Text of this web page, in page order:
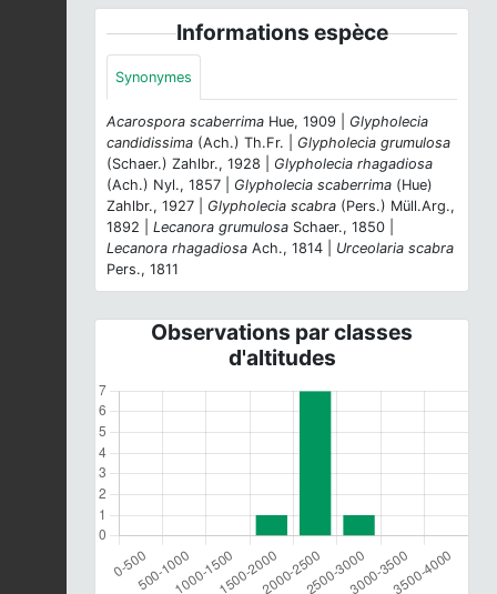
Informations espèce
Synonymes
Acarospora scaberrima Hue, 1909 | Glypholecia
candidissima (Ach.) Th.Fr. | Glypholecia grumulosa
(Schaer.) Zahlbr., 1928 | Glypholecia rhagadiosa
(Ach.) Nyl., 1857 | Glypholecia scaberrima (Hue)
Zahlbr., 1927 | Glypholecia scabra (Pers.) Müll.Arg.,
1892 | Lecanora grumulosa Schaer., 1850 |
Lecanora rhagadiosa Ach., 1814 | Urceolaria scabra
Pers., 1811
Observations par classes
d'altitudes